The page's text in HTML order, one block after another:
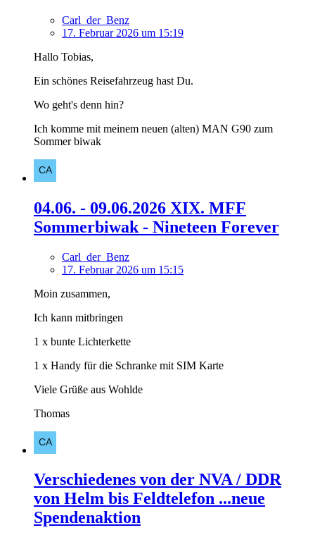
Carl_der_Benz
17. Februar 2026 um 15:19
Hallo Tobias,
Ein schönes Reisefahrzeug hast Du.
Wo geht's denn hin?
Ich komme mit meinem neuen (alten) MAN G90 zum
Sommer biwak
04.06. - 09.06.2026 XIX. MFF
Sommerbiwak - Nineteen Forever
Carl_der_Benz
17. Februar 2026 um 15:15
Moin zusammen,
Ich kann mitbringen
1 x bunte Lichterkette
1 x Handy für die Schranke mit SIM Karte
Viele Grüße aus Wohlde
Thomas
Verschiedenes von der NVA / DDR
von Helm bis Feldtelefon ...neue
Spendenaktion